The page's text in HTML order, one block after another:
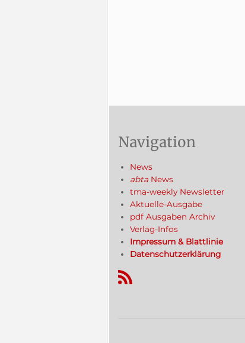
Navigation
News
abta News
tma-weekly Newsletter
Aktuelle-Ausgabe
pdf Ausgaben Archiv
Verlag-Infos
Impressum & Blattlinie
Datenschutzerklärung
RSS-Feed